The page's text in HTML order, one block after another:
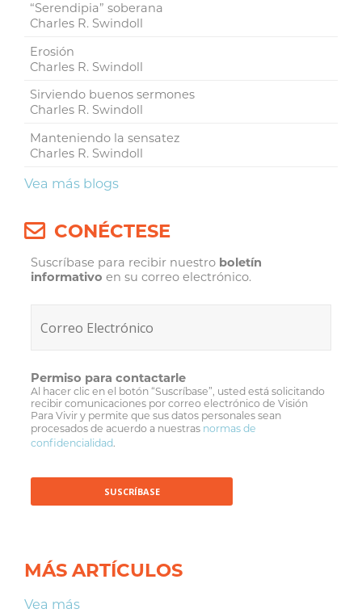
“Serendipia” soberana
Charles R. Swindoll
Erosión
Charles R. Swindoll
Sirviendo buenos sermones
Charles R. Swindoll
Manteniendo la sensatez
Charles R. Swindoll
Vea más blogs
CONÉCTESE
Suscríbase para recibir nuestro boletín
informativo en su correo electrónico.
Permiso para contactarle
Al hacer clic en el botón “Suscríbase”, usted está solicitando
recibir comunicaciones por correo electrónico de Visión
Para Vivir y permite que sus datos personales sean
procesados de acuerdo a nuestras normas de
confidencialidad.
MÁS ARTÍCULOS
Vea más